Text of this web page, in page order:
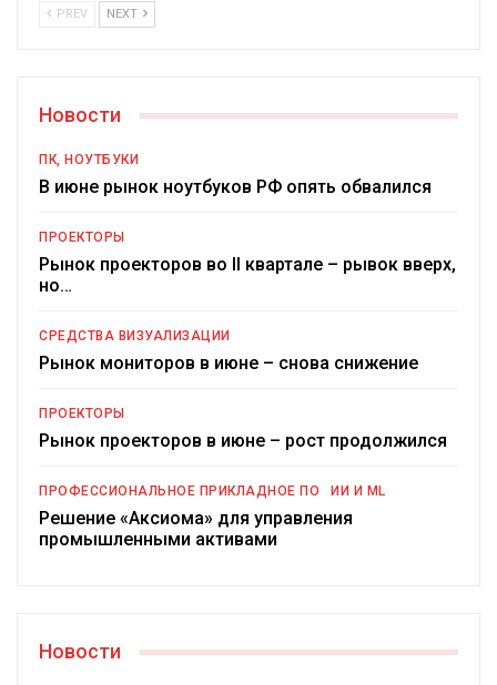
PREV NEXT
Новости
ПК, НОУТБУКИ
В июне рынок ноутбуков РФ опять обвалился
ПРОЕКТОРЫ
Рынок проекторов во II квартале – рывок вверх,
но…
СРЕДСТВА ВИЗУАЛИЗАЦИИ
Рынок мониторов в июне – снова снижение
ПРОЕКТОРЫ
Рынок проекторов в июне – рост продолжился
ПРОФЕССИОНАЛЬНОЕ ПРИКЛАДНОЕ ПО ИИ И ML
Решение «Аксиома» для управления
промышленными активами
Новости